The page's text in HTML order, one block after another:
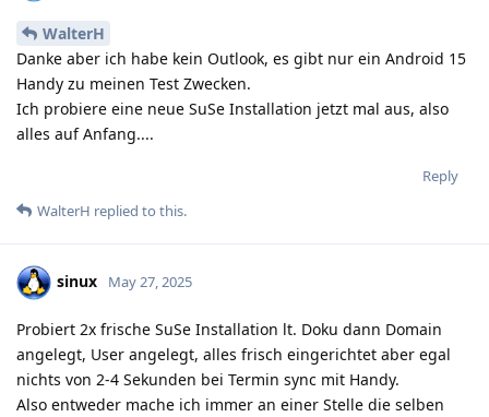
WalterH
Danke aber ich habe kein Outlook, es gibt nur ein Android 15
Handy zu meinen Test Zwecken.
Ich probiere eine neue SuSe Installation jetzt mal aus, also
alles auf Anfang....
Reply
WalterH replied to this.
sinux May 27, 2025
Probiert 2x frische SuSe Installation lt. Doku dann Domain
angelegt, User angelegt, alles frisch eingerichtet aber egal
nichts von 2-4 Sekunden bei Termin sync mit Handy.
Also entweder mache ich immer an einer Stelle die selben